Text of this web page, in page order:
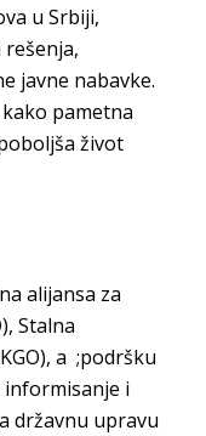
u Srbiji,
javne nabavke.
pametna
život
alijansa za
Stalna
a ;podršku
i
državnu upravu